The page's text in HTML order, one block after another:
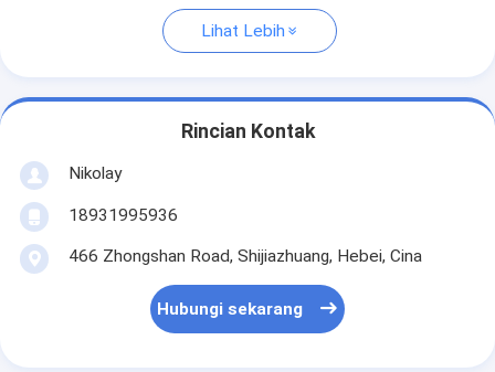
Lihat Lebih
Rincian Kontak
Nikolay
18931995936
466 Zhongshan Road, Shijiazhuang, Hebei, Cina
Hubungi sekarang